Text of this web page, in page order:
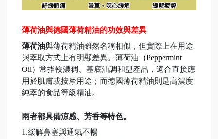
薄荷油與德國薄荷精油的功效與差異
薄荷油與薄荷精油雖然名稱相似，但實際上在用途
與萃取方式上有明顯差異。薄荷油 （Peppermint
Oil）常指較濃稠、基底油調和型產品，適合直接應
用於肌膚或按摩用途；而德國薄荷精油則是高濃度
純萃的食品等級精油。
兩者都具備涼感、芳香等特色。
1.緩解鼻塞與通氣不暢